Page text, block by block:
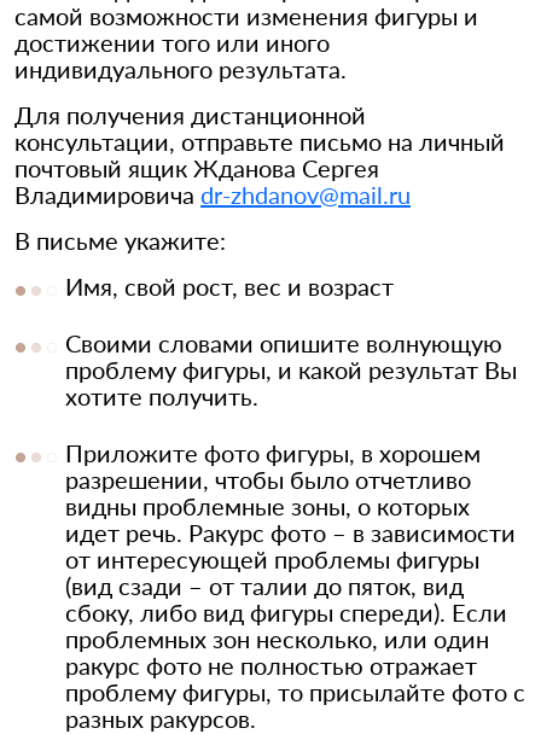
самой возможности изменения фигуры и
достижении того или иного
индивидуального результата.
Для получения дистанционной
консультации, отправьте письмо на личный
почтовый ящик Жданова Сергея
Владимировича dr-zhdanov@mail.ru
В письме укажите:
Имя, свой рост, вес и возраст
Своими словами опишите волнующую
проблему фигуры, и какой результат Вы
хотите получить.
Приложите фото фигуры, в хорошем
разрешении, чтобы было отчетливо
видны проблемные зоны, о которых
идет речь. Ракурс фото – в зависимости
от интересующей проблемы фигуры
(вид сзади – от талии до пяток, вид
сбоку, либо вид фигуры спереди). Если
проблемных зон несколько, или один
ракурс фото не полностью отражает
проблему фигуры, то присылайте фото с
разных ракурсов.